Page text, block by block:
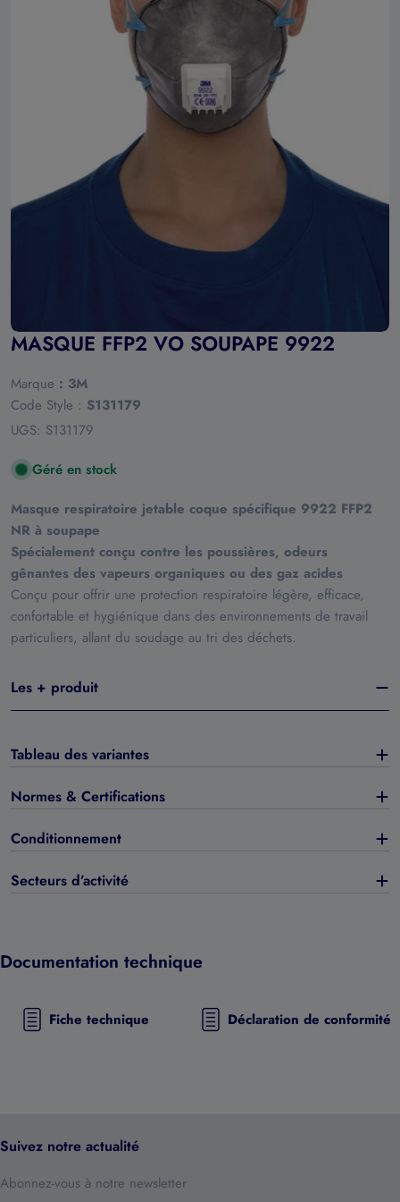
Ouvrir le média 0 en mode modal
MASQUE FFP2 VO SOUPAPE 9922
Marque : 3M
Code Style : S131179
UGS: S131179
Géré en stock
Masque respiratoire jetable coque spécifique 9922 FFP2
NR à soupape
Spécialement conçu contre les poussières, odeurs
gênantes des vapeurs organiques ou des gaz acides
Conçu pour offrir une protection respiratoire légère, efficace,
confortable et hygiénique dans des environnements de travail
particuliers, allant du soudage au tri des déchets.
Les + produit
Tableau des variantes
Normes & Certifications
Conditionnement
Secteurs d’activité
Documentation technique
Fiche technique Déclaration de conformité
Suivez notre actualité
Abonnez-vous à notre newsletter